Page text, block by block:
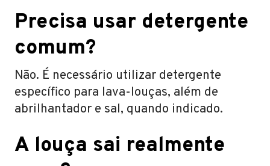
Precisa usar detergente
comum?
Não. É necessário utilizar detergente
específico para lava-louças, além de
abrilhantador e sal, quando indicado.
A louça sai realmente